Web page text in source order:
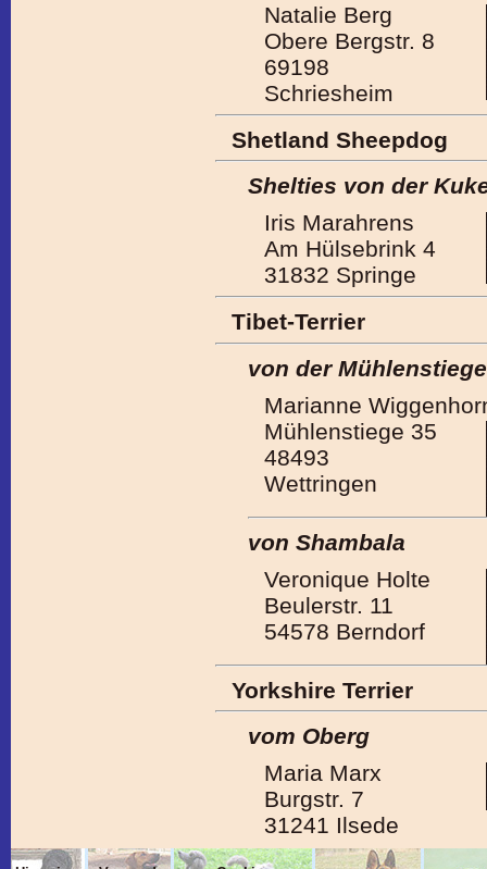
Natalie Berg
Obere Bergstr. 8
69198
Schriesheim
Shetland Sheepdog
Shelties von der
Iris Marahrens
Am Hülsebrink 4
31832 Springe
Tibet-Terrier
von der Mühlenstiege
Marianne
Mühlenstiege 35
48493
Wettringen
von Shambala
Veronique Holte
Beulerstr. 11
54578 Berndorf
Yorkshire Terrier
vom Oberg
Maria Marx
Burgstr. 7
31241 Ilsede